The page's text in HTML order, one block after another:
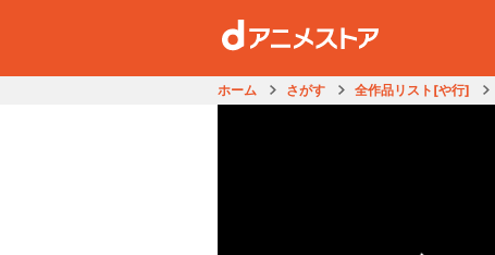
ホーム さがす 全作品リスト[や行]